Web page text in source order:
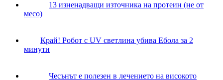
13 изненадващи източника на протеин (не от
месо)
Край! Робот с UV светлина убива Ебола за 2
минути
Чесънът е полезен в лечението на високото